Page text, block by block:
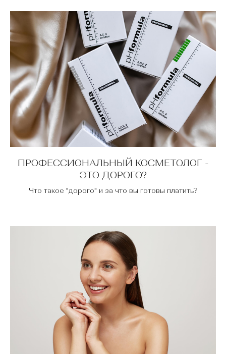
ПРОФЕССИОНАЛЬНЫЙ КОСМЕТОЛОГ -
ЭТО ДОРОГО?
Что такое "дорого" и за что вы готовы платить?